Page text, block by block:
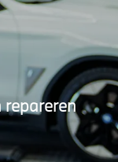
repareren